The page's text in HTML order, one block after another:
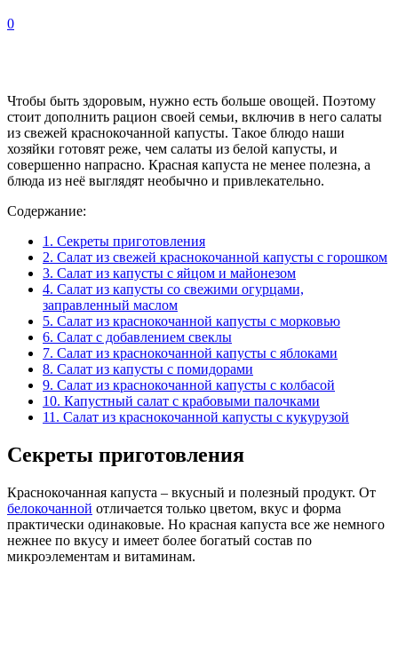
0
Чтобы быть здоровым, нужно есть больше овощей. Поэтому
стоит дополнить рацион своей семьи, включив в него салаты
из свежей краснокочанной капусты. Такое блюдо наши
хозяйки готовят реже, чем салаты из белой капусты, и
совершенно напрасно. Красная капуста не менее полезна, а
блюда из неё выглядят необычно и привлекательно.
Содержание:
1. Секреты приготовления
2. Салат из свежей краснокочанной капусты с горошком
3. Салат из капусты с яйцом и майонезом
4. Салат из капусты со свежими огурцами,
заправленный маслом
5. Салат из краснокочанной капусты с морковью
6. Салат с добавлением свеклы
7. Салат из краснокочанной капусты с яблоками
8. Салат из капусты с помидорами
9. Салат из краснокочанной капусты с колбасой
10. Капустный салат с крабовыми палочками
11. Салат из краснокочанной капусты с кукурузой
Секреты приготовления
Краснокочанная капуста – вкусный и полезный продукт. От
белокочанной отличается только цветом, вкус и форма
практически одинаковые. Но красная капуста все же немного
нежнее по вкусу и имеет более богатый состав по
микроэлементам и витаминам.